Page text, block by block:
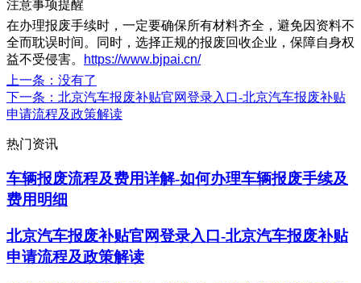
注意事项提醒
在办理报废手续时，一定要确保所有材料齐全，避免因资料不
全而耽误时间。同时，选择正规的报废回收企业，保障自身权
益不受侵害。
https://www.bjpai.cn/
上一条 ：没有了
下一条 ：北京汽车报废补贴官网登录入口-北京汽车报废补贴
申请流程及政策解读
热门资讯
车辆报废流程及费用详解-如何办理车辆报废手续及
费用明细
北京汽车报废补贴官网登录入口-北京汽车报废补贴
申请流程及政策解读